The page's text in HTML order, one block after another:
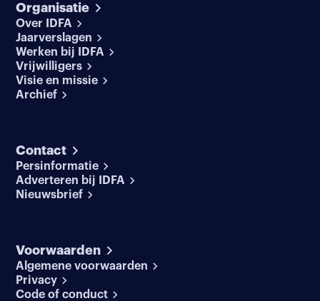
Organisatie
Over IDFA
Jaarverslagen
Werken bij IDFA
Vrijwilligers
Visie en missie
Archief
Contact
Persinformatie
Adverteren bij IDFA
Nieuwsbrief
Voorwaarden
Algemene voorwaarden
Privacy
Code of conduct